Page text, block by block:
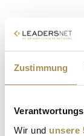
Zustimmung
Wir und unsere